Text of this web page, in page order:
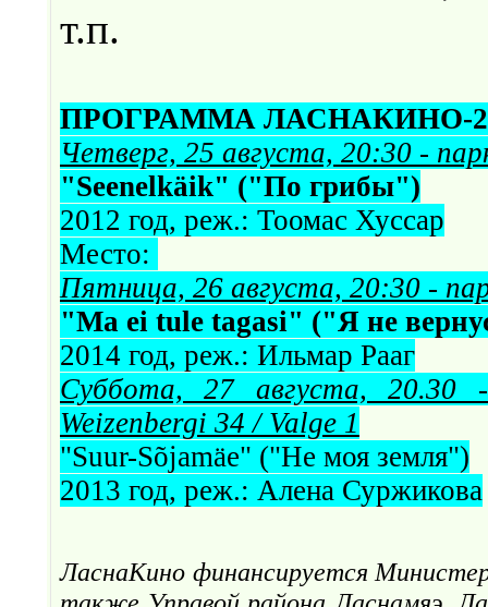
т.п.
ПРОГРАММА ЛАСНАКИНО-
Четверг, 25 августа, 20:30 -
"Seenelkäik" ("По грибы")
2012 год, реж.: Тоомас Хуссар
Место:
Пятница, 26 августа, 20:30 -
"Ma ei tule tagasi" ("Я не
2014 год, реж.: Ильмар Рааг
Суббота, 27 августа, 20.30
Weizenbergi 34 / Valge 1
"Suur-Sõjamäe" ("Не моя земля")
2013 год, реж.: Алена Суржикова
ЛаснаКино финансируется